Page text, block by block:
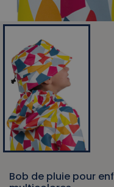
Bob de pluie pour